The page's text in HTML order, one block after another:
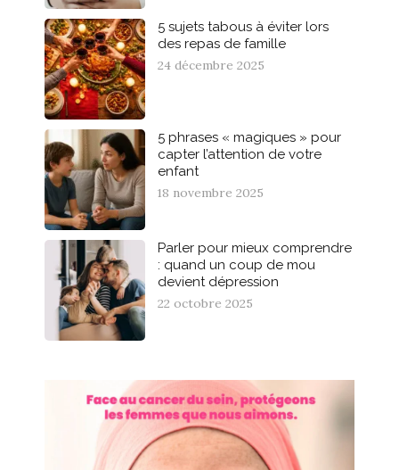
5 sujets tabous à éviter lors
des repas de famille
24 décembre 2025
5 phrases « magiques » pour
capter l’attention de votre
enfant
18 novembre 2025
Parler pour mieux comprendre
: quand un coup de mou
devient dépression
22 octobre 2025